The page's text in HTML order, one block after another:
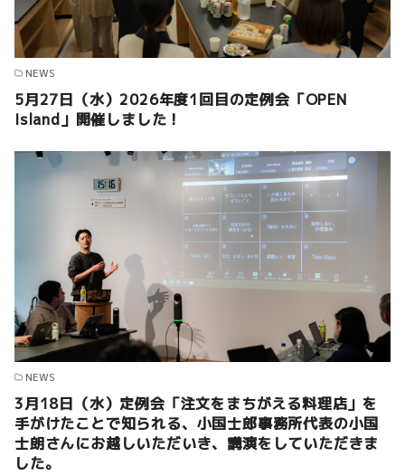
NEWS
5月27日（水）2026年度1回目の定例会「OPEN
Island」開催しました！
NEWS
3月18日（水）定例会「注文をまちがえる料理店」を
手がけたことで知られる、小国士郎事務所代表の小国
士朗さんにお越しいただいき、講演をしていただきま
した。